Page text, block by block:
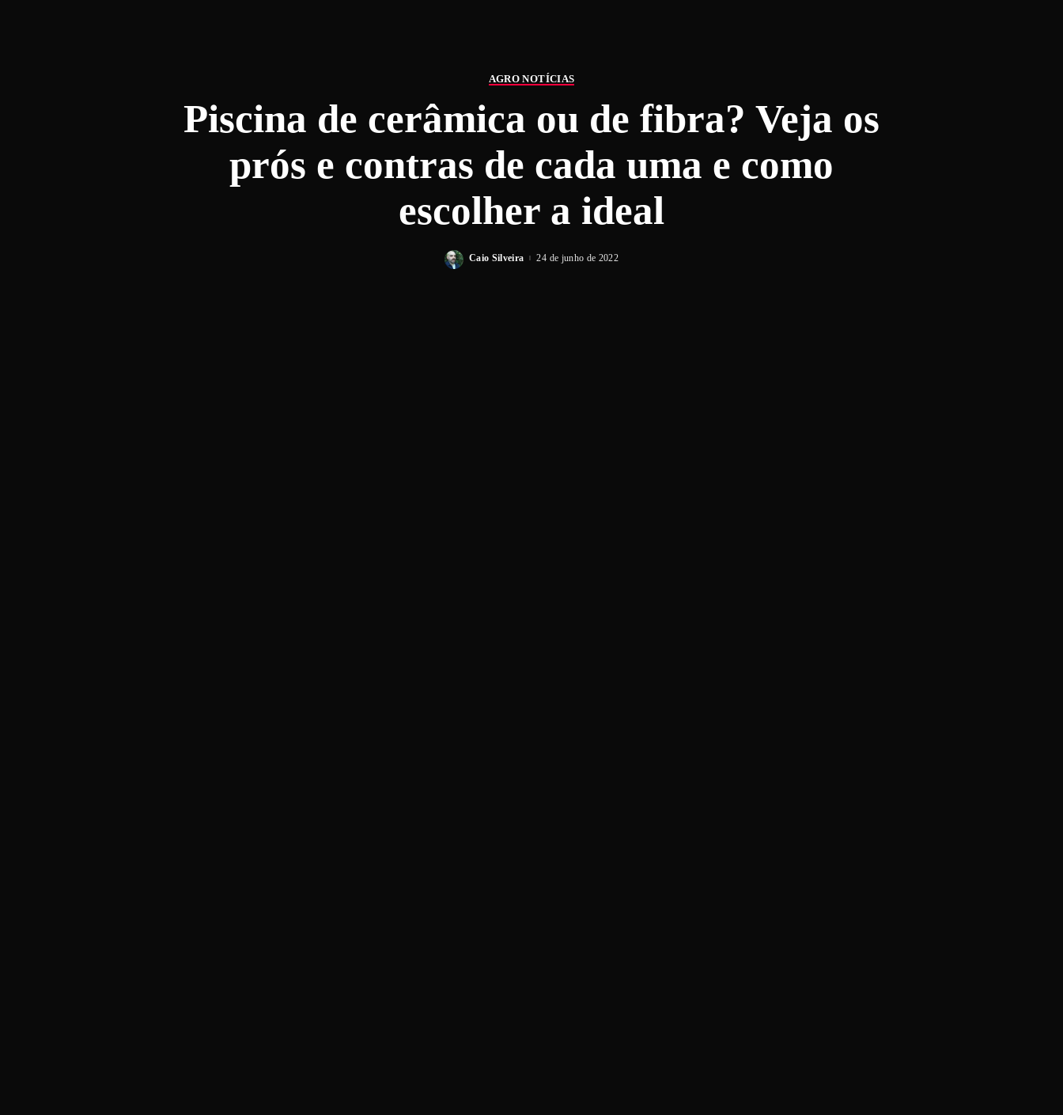
AGRO NOTÍCIAS
Piscina de cerâmica ou de fibra? Veja os
prós e contras de cada uma e como
escolher a ideal
Caio Silveira 24 de junho de 2022